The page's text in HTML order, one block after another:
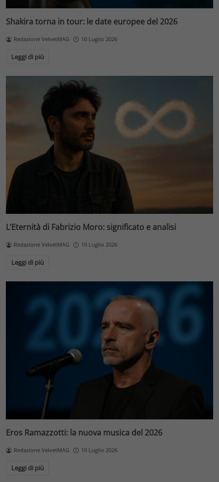
Shakira torna in tour: le date europee del 2026
Redazione VelvetMAG 10 Luglio 2026
Leggi di più
L’Eternità di Fabrizio Moro: significato e analisi
Redazione VelvetMAG 10 Luglio 2026
Leggi di più
Eros Ramazzotti: la nuova musica del 2026
Redazione VelvetMAG 10 Luglio 2026
Leggi di più